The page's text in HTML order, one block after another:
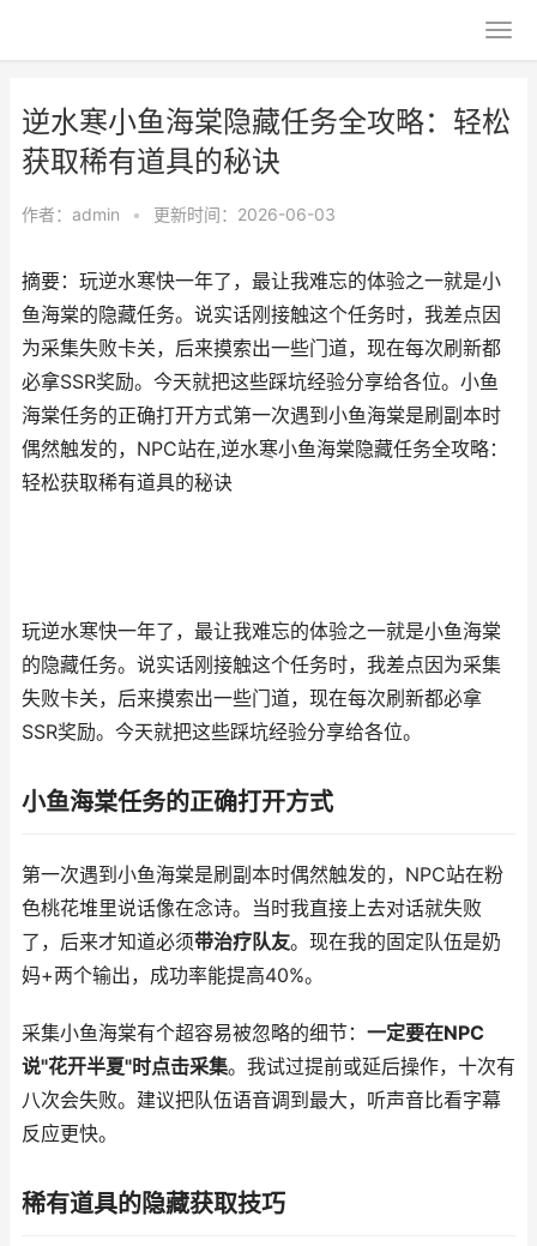
逆水寒小鱼海棠隐藏任务全攻略：轻松
获取稀有道具的秘诀
作者： admin • 更新时间：2026-06-03
摘要：玩逆水寒快一年了，最让我难忘的体验之一就是小
鱼海棠的隐藏任务。说实话刚接触这个任务时，我差点因
为采集失败卡关，后来摸索出一些门道，现在每次刷新都
必拿SSR奖励。今天就把这些踩坑经验分享给各位。小鱼
海棠任务的正确打开方式第一次遇到小鱼海棠是刷副本时
偶然触发的，NPC站在,逆水寒小鱼海棠隐藏任务全攻略：
轻松获取稀有道具的秘诀
玩逆水寒快一年了，最让我难忘的体验之一就是小鱼海棠
的隐藏任务。说实话刚接触这个任务时，我差点因为采集
失败卡关，后来摸索出一些门道，现在每次刷新都必拿
SSR奖励。今天就把这些踩坑经验分享给各位。
小鱼海棠任务的正确打开方式
第一次遇到小鱼海棠是刷副本时偶然触发的，NPC站在粉
色桃花堆里说话像在念诗。当时我直接上去对话就失败
了，后来才知道必须带治疗队友。现在我的固定队伍是奶
妈+两个输出，成功率能提高40%。
采集小鱼海棠有个超容易被忽略的细节： 一定要在NPC
说"花开半夏"时点击采集。我试过提前或延后操作，十次有
八次会失败。建议把队伍语音调到最大，听声音比看字幕
反应更快。
稀有道具的隐藏获取技巧